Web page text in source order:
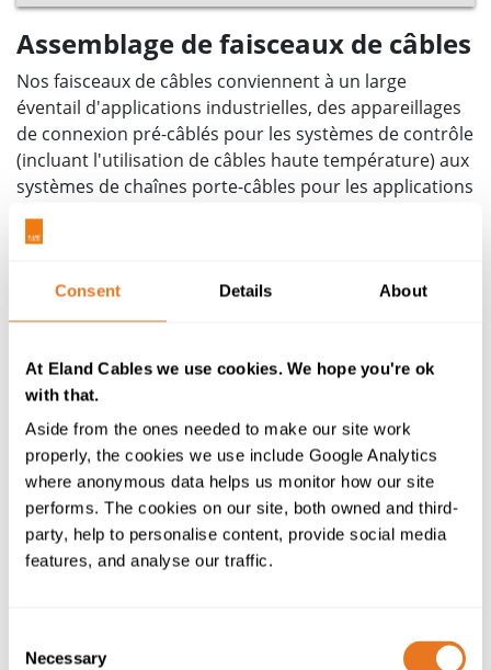
Consent Details About
At Eland Cables we use cookies. We hope you're ok
with that.
Aside from the ones needed to make our site work
properly, the cookies we use include Google Analytics
where anonymous data helps us monitor how our site
performs. The cookies on our site, both owned and third-
party, help to personalise content, provide social media
features, and analyse our traffic.
Selection
Necessary
Assemblage de faisceaux de câbles
Nos faisceaux de câbles conviennent à un large
éventail d'applications industrielles, des appareillages
de connexion pré-câblés pour les systèmes de contrôle
(incluant l'utilisation de câbles haute température) aux
systèmes de chaînes porte-câbles pour les applications
robotiques, en passant par les systèmes de chaînes
porte-câbles entraînés, de câbles spiraux et de
systèmes prêts à installer. Nous pouvons
personnaliser tous nos faisceaux de câbles en fonction
application.
complexes : l'assemblage des modules électroniques.
Ils permettent de reproduire précisément un produit
câblé à partir des schémas de conception, réduisant
les délais de fabrication et d'installation.
Nos solutions de faisceaux de câbles constituent une